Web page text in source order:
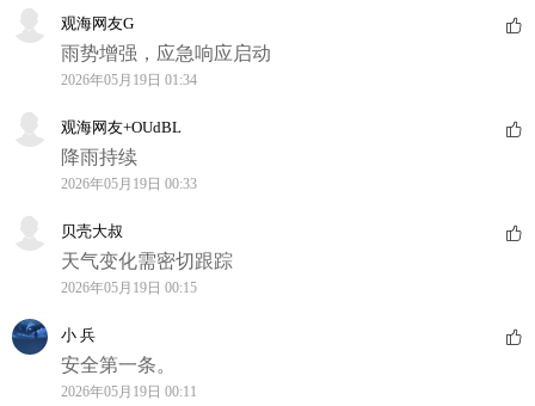
观海网友G
雨势增强，应急响应启动
2026年05月19日 01:34
观海网友+OUdBL
降雨持续
2026年05月19日 00:33
贝壳大叔
天气变化需密切跟踪
2026年05月19日 00:15
小 兵
安全第一条。
2026年05月19日 00:11